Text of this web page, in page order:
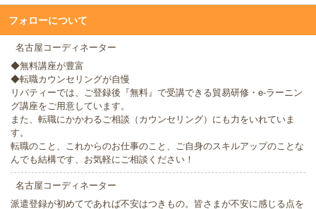
フォローについて
名古屋コーディネーター
◆無料講座が豊富
◆転職カウンセリングが自慢
リバティーでは、ご登録後『無料』で受講できる貿易研修・e-ラーニン
グ講座をご用意しています。
また、転職にかかわるご相談（カウンセリング）にも力をいれていま
す。
転職のこと、これからのお仕事のこと、ご自身のスキルアップのことな
んでも結構です、お気軽にご相談ください！
名古屋コーディネーター
派遣登録が初めてであれば不安はつきもの。皆さまが不安に感じる点を